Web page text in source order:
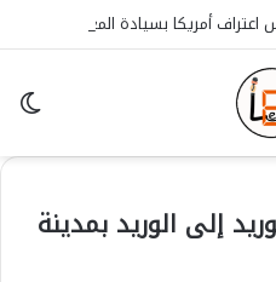
إلى الوريد بمدينة